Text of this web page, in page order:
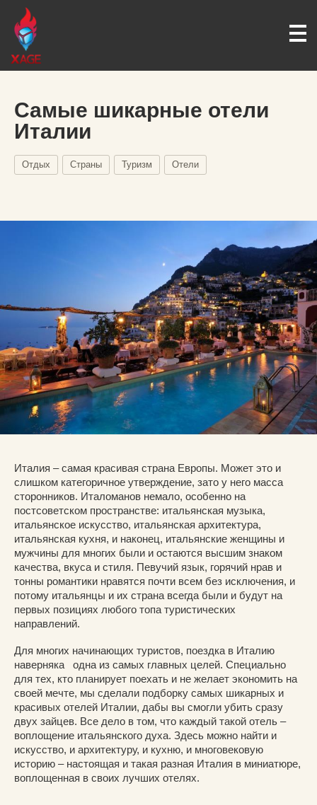
Самые шикарные отели
Италии
Отдых Страны Туризм Отели
Италия – самая красивая страна Европы. Может это и
слишком категоричное утверждение, зато у него масса
сторонников. Италоманов немало, особенно на
постсоветском пространстве: итальянская музыка,
итальянское искусство, итальянская архитектура,
итальянская кухня, и наконец, итальянские женщины и
мужчины для многих были и остаются высшим знаком
качества, вкуса и стиля. Певучий язык, горячий нрав и
тонны романтики нравятся почти всем без исключения, и
потому итальянцы и их страна всегда были и будут на
первых позициях любого топа туристических
направлений.
Для многих начинающих туристов, поездка в Италию
наверняка одна из самых главных целей. Специально
для тех, кто планирует поехать и не желает экономить на
своей мечте, мы сделали подборку самых шикарных и
красивых отелей Италии, дабы вы смогли убить сразу
двух зайцев. Все дело в том, что каждый такой отель –
воплощение итальянского духа. Здесь можно найти и
искусство, и архитектуру, и кухню, и многовековую
историю – настоящая и такая разная Италия в миниатюре,
воплощенная в своих лучших отелях.